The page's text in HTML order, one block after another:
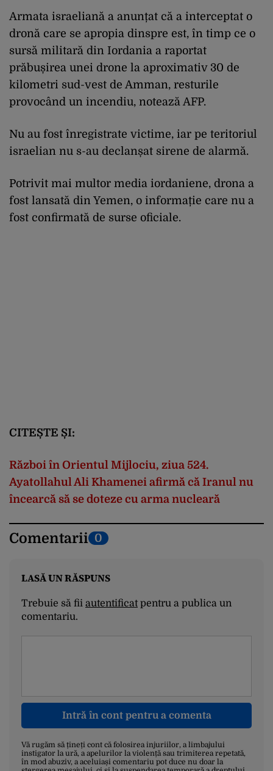
Armata israeliană a anunțat că a interceptat o
dronă care se apropia dinspre est, în timp ce o
sursă militară din Iordania a raportat
prăbușirea unei drone la aproximativ 30 de
kilometri sud-vest de Amman, resturile
provocând un incendiu, notează AFP.
Nu au fost înregistrate victime, iar pe teritoriul
israelian nu s-au declanșat sirene de alarmă.
Potrivit mai multor media iordaniene, drona a
fost lansată din Yemen, o informație care nu a
fost confirmată de surse oficiale.
CITEȘTE ȘI:
Război în Orientul Mijlociu, ziua 524.
Ayatollahul Ali Khamenei afirmă că Iranul nu
încearcă să se doteze cu arma nucleară
Comentarii 0
LASĂ UN RĂSPUNS
Trebuie să fii autentificatpentru a publica un
comentariu.
Intră în cont pentru a comenta
Vă rugăm să țineți cont că folosirea injuriilor, a limbajului
instigator la ură, a apelurilor la violență sau trimiterea repetată,
în mod abuziv, a aceluiași comentariu pot duce nu doar la